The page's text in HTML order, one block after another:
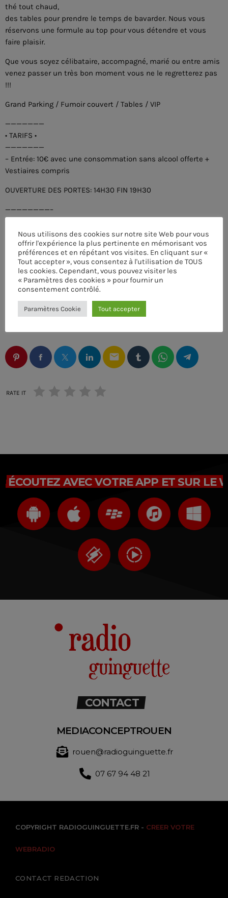
thé tout chaud,
des tables pour prendre le temps de bavarder. Nous vous
réservons une formule au top pour vous détendre et vous
faire plaisir.
Que vous soyez célibataire, accompagné, marié ou entre amis
venez passer un très bon moment vous ne le regretterez pas
!!!
Grand Parking / Fumoir couvert / Tables / VIP
———————
• TARIFS •
———————
– Entrée: 10€ avec une consommation sans alcool offerte +
Vestiaires compris
OUVERTURE DES PORTES: 14H30 FIN 19H30
————————–
• CONTACTS •
————————–
Infos / Navettes / Tables / VIP => 06.22.11.71.66
Grand Parking / Fumoir couvert / Tables VIP
DÉTAILS
email
RATE IT
ÉCOUTEZ AVEC VOTRE APP ET SUR LE
CONTACT
MEDIACONCEPTROUEN
rouen@radioguinguette.fr
07 67 94 48 21
COPYRIGHT RADIOGUINGUETTE.FR - CREER VOTRE
WEBRADIO
CONTACT REDACTION
Nous utilisons des cookies sur notre site Web pour vous
offrir l'expérience la plus pertinente en mémorisant vos
préférences et en répétant vos visites. En cliquant sur «
Tout accepter », vous consentez à l'utilisation de TOUS
les cookies. Cependant, vous pouvez visiter les
« Paramètres des cookies » pour fournir un
consentement contrôlé.
Paramètres Cookie Tout accepter